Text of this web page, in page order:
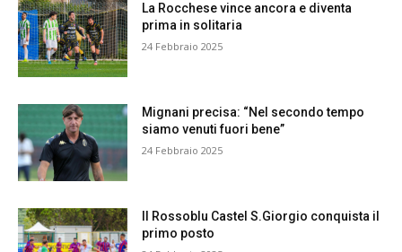
La Rocchese vince ancora e diventa
prima in solitaria
24 Febbraio 2025
Mignani precisa: “Nel secondo tempo
siamo venuti fuori bene”
24 Febbraio 2025
Il Rossoblu Castel S.Giorgio conquista il
primo posto